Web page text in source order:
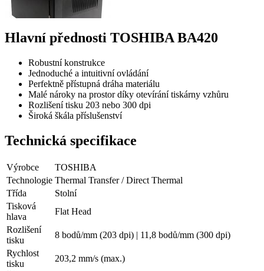
Hlavní přednosti TOSHIBA BA420
Robustní konstrukce
Jednoduché a intuitivní ovládání
Perfektně přístupná dráha materiálu
Malé nároky na prostor díky otevírání tiskárny vzhůru
Rozlišení tisku 203 nebo 300 dpi
Široká škála příslušenství
Technická specifikace
Výrobce
TOSHIBA
Technologie Thermal Transfer / Direct Thermal
Třída
Stolní
Tisková
hlava
Flat Head
Rozlišení
tisku
8 bodů/mm (203 dpi) | 11,8 bodů/mm (300 dpi)
Rychlost
tisku
203,2 mm/s (max.)